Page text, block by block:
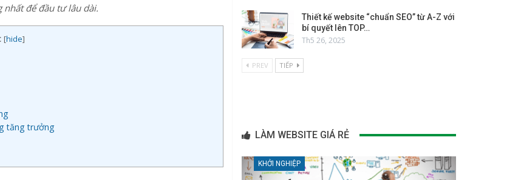
để đầu tư lâu dài.
[hide]
tăng trưởng
Thiết kế website “chuẩn SEO” từ A-Z với
bí quyết lên TOP…
Th5 26, 2025
PREV TIẾP
LÀM WEBSITE GIÁ RẺ
KHỞI NGHIỆP